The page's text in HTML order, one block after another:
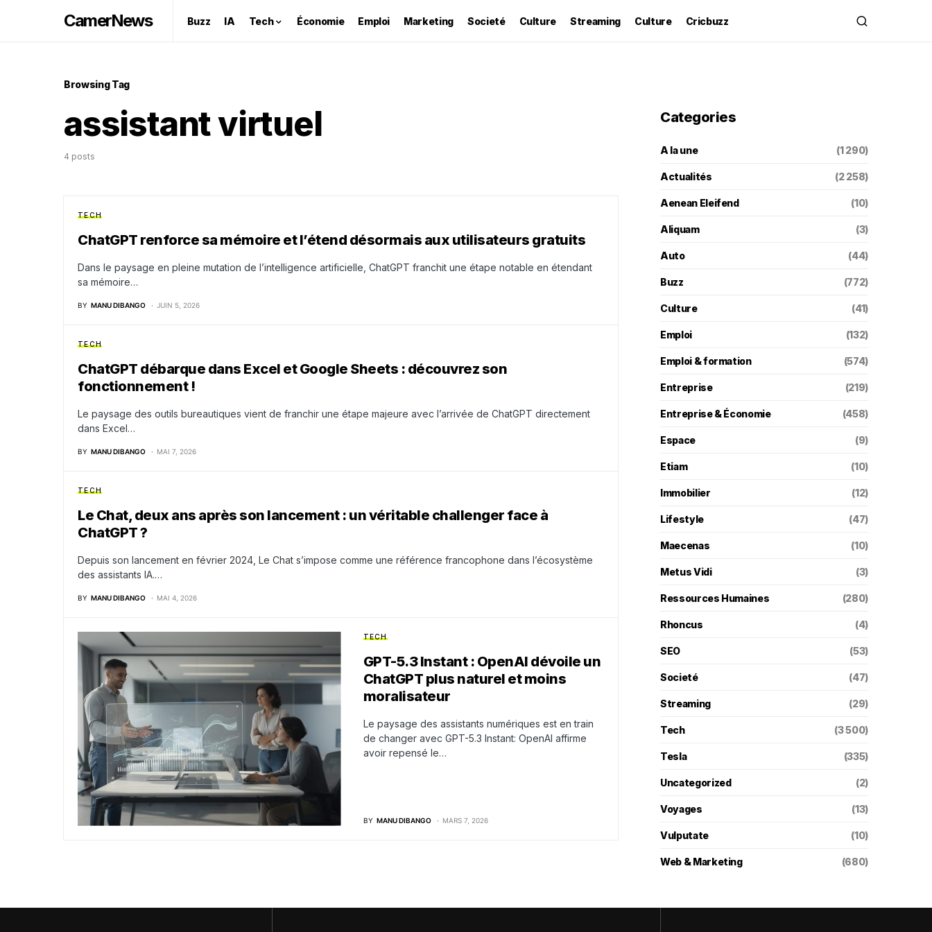
CamerNews Buzz IA Tech Économie Emploi Marketing Societé Culture Streaming Culture Cricbuzz
Browsing Tag
assistant virtuel
4 posts
TECH
ChatGPT renforce sa mémoire et l’étend désormais aux utilisateurs gratuits
Dans le paysage en pleine mutation de l’intelligence artificielle, ChatGPT franchit une étape notable en étendant
sa mémoire…
BY MANU DIBANGO JUIN 5, 2026
TECH
ChatGPT débarque dans Excel et Google Sheets : découvrez son
fonctionnement !
Le paysage des outils bureautiques vient de franchir une étape majeure avec l’arrivée de ChatGPT directement
dans Excel…
BY MANU DIBANGO MAI 7, 2026
TECH
Le Chat, deux ans après son lancement : un véritable challenger face à
ChatGPT ?
Depuis son lancement en février 2024, Le Chat s’impose comme une référence francophone dans l’écosystème
des assistants IA.…
BY MANU DIBANGO MAI 4, 2026
TECH
GPT-5.3 Instant : OpenAI dévoile un
ChatGPT plus naturel et moins
moralisateur
Le paysage des assistants numériques est en train
de changer avec GPT-5.3 Instant: OpenAI affirme
avoir repensé le…
BY MANU DIBANGO MARS 7, 2026
Categories
A la une (1 290)
Actualités (2 258)
Aenean Eleifend (10)
Aliquam (3)
Auto (44)
Buzz (772)
Culture (41)
Emploi (132)
Emploi & formation (574)
Entreprise (219)
Entreprise & Économie (458)
Espace (9)
Etiam (10)
Immobilier (12)
Lifestyle (47)
Maecenas (10)
Metus Vidi (3)
Ressources Humaines (280)
Rhoncus (4)
SEO (53)
Societé (47)
Streaming (29)
Tech (3 500)
Tesla (335)
Uncategorized (2)
Voyages (13)
Vulputate (10)
Web & Marketing (680)